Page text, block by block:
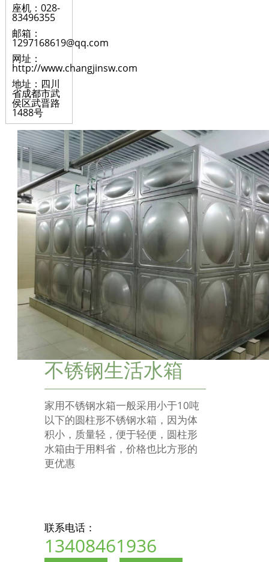
座机：028-
83496355
邮箱：
1297168619@qq.com
网址：
http://www.changjinsw.com
地址：四川
省成都市武
侯区武晋路
1488号
不锈钢生活水箱
家用不锈钢水箱一般采用小于10吨
以下的圆柱形不锈钢水箱，因为体
积小，质量轻，便于轻便，圆柱形
水箱由于用料省，价格也比方形的
更优惠
联系电话：
13408461936